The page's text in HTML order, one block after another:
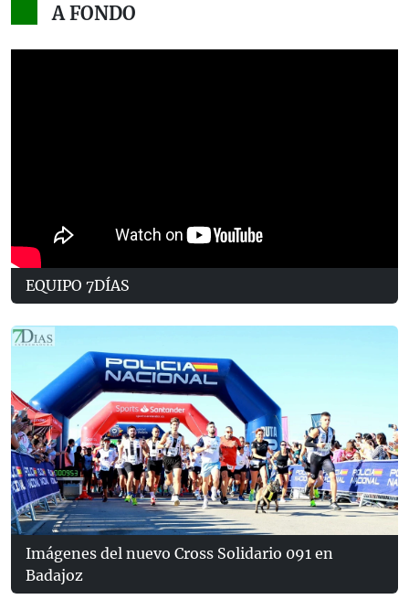
A FONDO
EQUIPO 7DÍAS
Imágenes del nuevo Cross Solidario 091 en
Badajoz